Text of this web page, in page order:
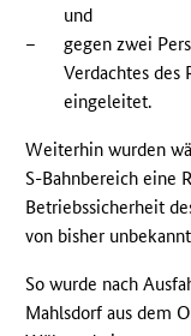
und
–
gegen zwei
Verdachtes des
eingeleitet.
Weiterhin wurden
S-Bahnbereich eine
Betriebssicherheit
von bisher
So wurde nach
Mahlsdorf aus dem